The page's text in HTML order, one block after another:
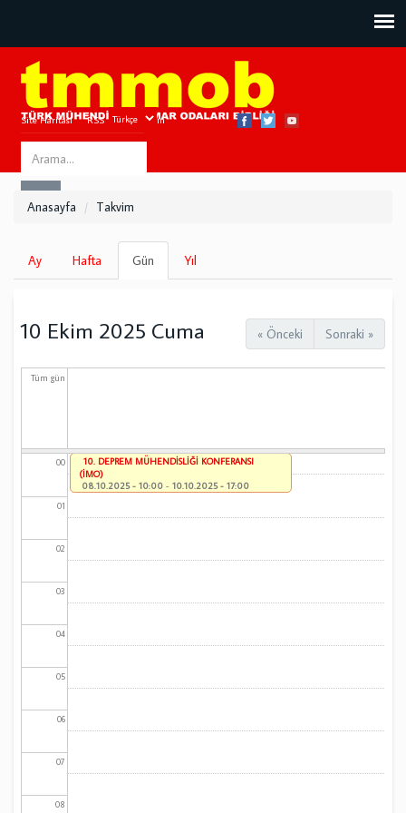
Site Haritası RSS Bize Ulaşın
Search
this
Anasayfa Takvim
Birincil
sekmeler
Ay Hafta Gün
sekme)
Yıl
« Önceki Sonraki »
10 Ekim 2025 Cuma
Tüm gün
00
01
02
03
04
05
06
07
08
10. DEPREM MÜHENDİSLİĞİ KONFERANSI
(İMO)
08.10.2025 - 10:00 -10.10.2025 - 17:00